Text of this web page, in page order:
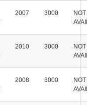
2007 3000
NOT
2010 3000
NOT
2008 3000
NOT